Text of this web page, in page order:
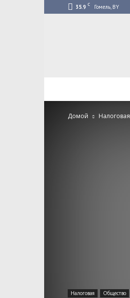
35.9 C Гомель, BY
Домой Налоговая
Налоговая Общество